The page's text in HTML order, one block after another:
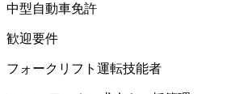
中型自動車免許
歓迎要件
フォークリフト運転技能者